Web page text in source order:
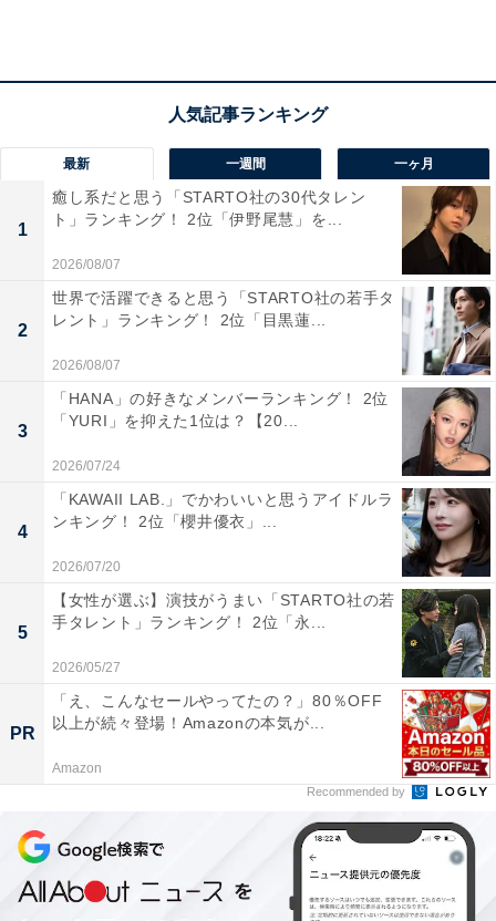
利用率TOP3
還元率満足度では、1位「dカード」、2位「楽天カー
最新 一週間 一ヶ月
1
癒し系だと思う「STARTO社の30代タレン
ト」ランキング！ 2位「伊野尾慧」を...
2026/08/07
2
世界で活躍できると思う「STARTO社の若手タ
レント」ランキング！ 2位「目黒蓮...
2026/08/07
3
「HANA」の好きなメンバーランキング！ 2位
「YURI」を抑えた1位は？【20...
2026/07/24
4
「KAWAII LAB.」でかわいいと思うアイドルラ
ンキング！ 2位「櫻井優衣」...
2026/07/20
5
【女性が選ぶ】演技がうまい「STARTO社の若
手タレント」ランキング！ 2位「永...
2026/05/27
PR
「え、こんなセールやってたの？」80％OFF
以上が続々登場！Amazonの本気が...
Amazon
Recommended by